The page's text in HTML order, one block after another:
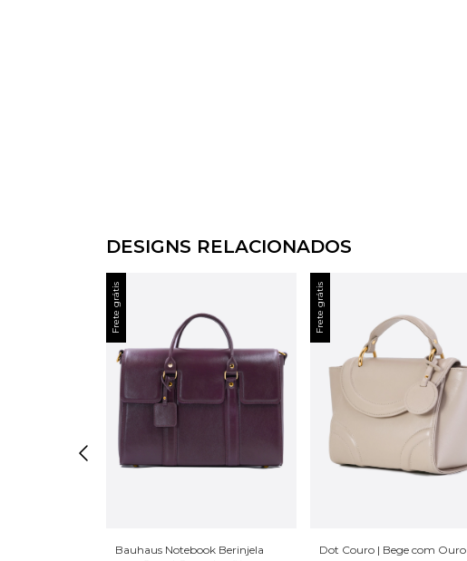
DESIGNS RELACIONADOS
Frete grátis
Bauhaus Notebook Berinjela
Frete grátis
Dot Couro | Bege com Ouro